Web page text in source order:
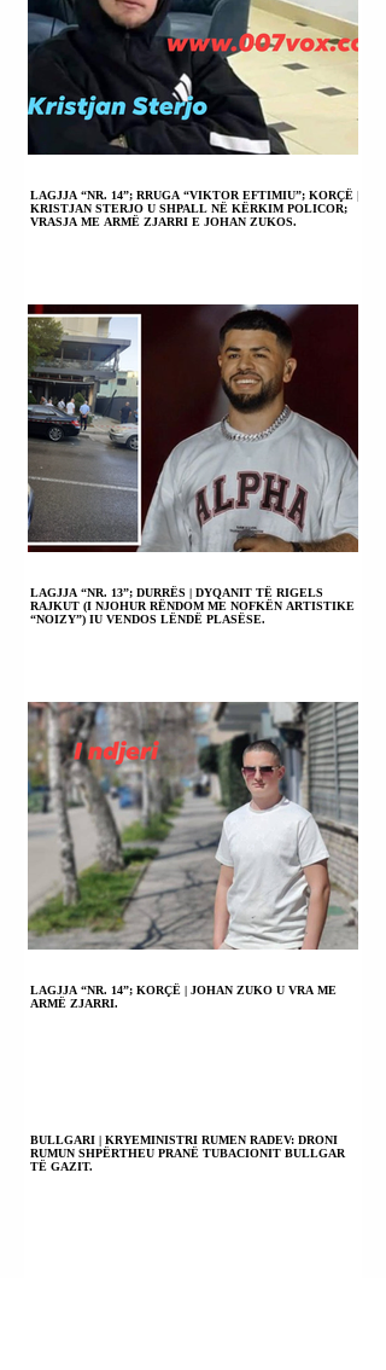
LAGJJA “NR. 14”; RRUGA “VIKTOR EFTIMIU”; KORÇË |
KRISTJAN STERJO U SHPALL NË KËRKIM POLICOR;
VRASJA ME ARMË ZJARRI E JOHAN ZUKOS.
LAGJJA “NR. 13”; DURRËS | DYQANIT TË RIGELS
RAJKUT (I NJOHUR RËNDOM ME NOFKËN ARTISTIKE
“NOIZY”) IU VENDOS LËNDË PLASËSE.
LAGJJA “NR. 14”; KORÇË | JOHAN ZUKO U VRA ME
ARMË ZJARRI.
BULLGARI | KRYEMINISTRI RUMEN RADEV: DRONI
RUMUN SHPËRTHEU PRANË TUBACIONIT BULLGAR
TË GAZIT.